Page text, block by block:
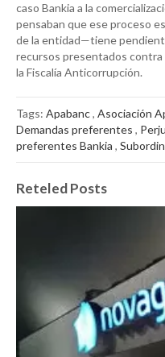
caso Bankia a la
pensaban que ese proceso
de la entidad—tiene
recursos presentados
la Fiscalía Anticorrupción.
Tags: Apabanc, Asociación
Demandas preferentes ,
preferentes Bankia ,
Reteled Posts